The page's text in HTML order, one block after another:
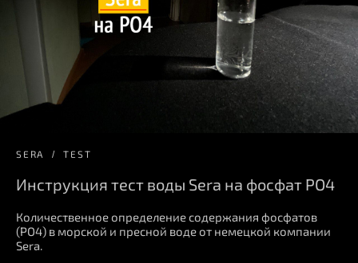
SERA TEST
Инструкция тест воды Sera на фосфат PO4
Количественное определение содержания фосфатов
(PO4) в морской и пресной воде от немецкой компании
Sera.